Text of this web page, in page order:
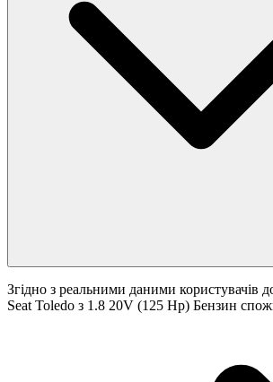
Згідно з реальними даними користувачів
Seat Toledo з 1.8 20V (125 Hp) Бензин